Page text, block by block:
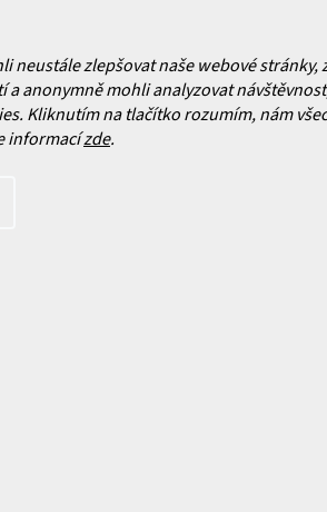
neustále zlepšovat naše webové stránky,
a anonymně mohli analyzovat
Kliknutím na tlačítko rozumím, nám
informacízde.
produktech na našem e-
s